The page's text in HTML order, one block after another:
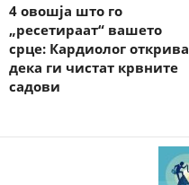
4 овошја што го
„ресетираат“ вашето
срце: Кардиолог открива
дека ги чистат крвните
садови